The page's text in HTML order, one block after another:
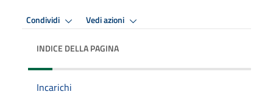
Condividi Vedi azioni
INDICE DELLA PAGINA
Incarichi